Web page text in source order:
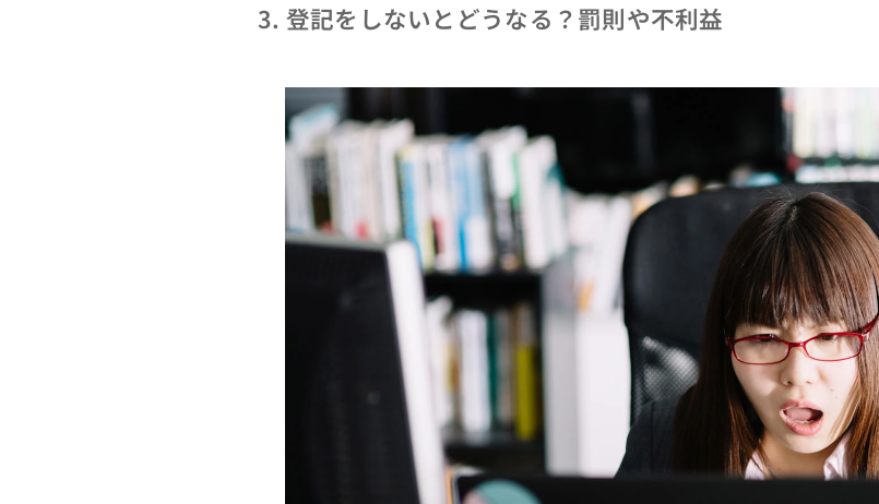
3. 登記をしないとどうなる？罰則や不利益